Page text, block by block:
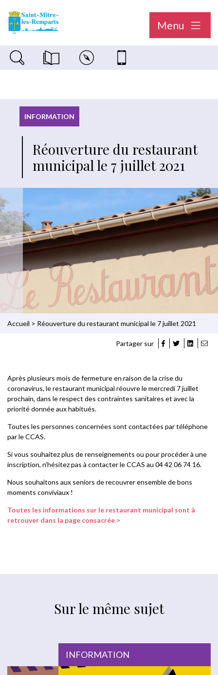
Menu
Recherche sur le siteMagazine municipal "Le Saint-Mitréen"
Carte interactiveNous contacter
INFORMATION
Réouverture du restaurant
municipal le 7 juillet 2021
Accueil > Réouverture du restaurant municipal le 7 juillet 2021
Partager sur
Après plusieurs mois de fermeture en raison de la crise du
coronavirus, le restaurant municipal réouvre le mercredi 7 juillet
prochain, dans le respect des contraintes sanitaires et avec la
priorité donnée aux habitués.
Toutes les personnes concernées sont contactées par téléphone
par le CCAS.
Si vous souhaitez plus de renseignements ou pour procéder à une
inscription, n’hésitez pas à contacter le CCAS au 04 42 06 74 16.
Nous souhaitons aux seniors de recouvrer ensemble de bons
moments conviviaux !
Toutes les informations sur le restaurant municipal sont à
retrouver dans la page consacrée >
Sur le même sujet
INFORMATION